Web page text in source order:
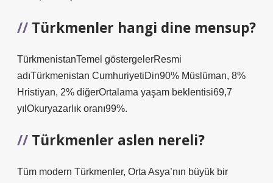
Türkmenler hangi dine mensup?
TürkmenistanTemel göstergelerResmi
adıTürkmenistan CumhuriyetiDin90% Müslüman, 8%
Hristiyan, 2% diğerOrtalama yaşam beklentisi69,7
yılOkuryazarlık oranı99%.
Türkmenler aslen nereli?
Tüm modern Türkmenler, Orta Asya’nın büyük bir